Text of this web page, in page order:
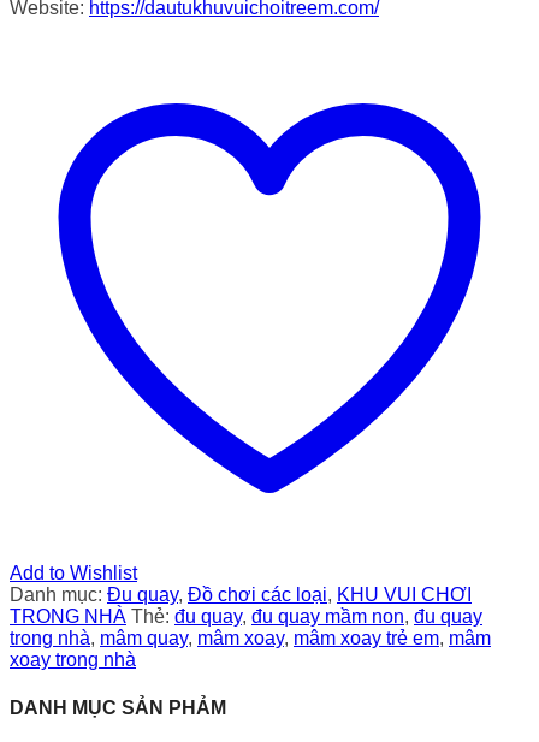
Website: https://dautukhuvuichoitreem.com/
Add to Wishlist
Danh mục: Đu quay, Đồ chơi các loại, KHU VUI CHƠI
TRONG NHÀ Thẻ: đu quay, đu quay mầm non, đu quay
trong nhà, mâm quay, mâm xoay, mâm xoay trẻ em, mâm
xoay trong nhà
DANH MỤC SẢN PHẢM